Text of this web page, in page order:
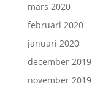
mars 2020
februari 2020
januari 2020
december 2019
november 2019